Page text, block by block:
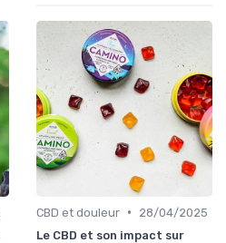
CBD et douleur •
28/04/2025
Le CBD et son impact sur